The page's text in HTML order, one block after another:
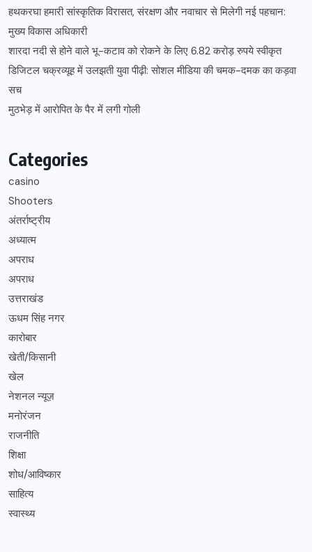
हथकरघा हमारी सांस्कृतिक विरासत, संरक्षण और नवाचार से मिलेगी नई पहचान:
मुख्य विकास अधिकारी
शारदा नदी से होने वाले भू-कटाव को रोकने के लिए 6.82 करोड़ रुपये स्वीकृत
डिजिटल चक्रव्यूह में उलझती युवा पीढ़ी: सोशल मीडिया की चमक-दमक का कड़वा
सच
मुठभेड़ में आरोपित के पैर में लगी गोली
Categories
casino
Shooters
अंतर्राष्ट्रीय
अध्यात्म
अपराध
अपराध
उत्तराखंड
ऊधम सिंह नगर
कारोबार
खेती/किसानी
खेल
नेशनल न्यूज़
मनोरंजन
राजनीति
शिक्षा
शोध/आविष्कार
साहित्य
स्वास्थ्य